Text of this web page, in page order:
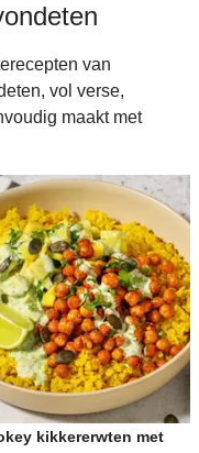
van
vol verse,
maakt met
kikkererwten met